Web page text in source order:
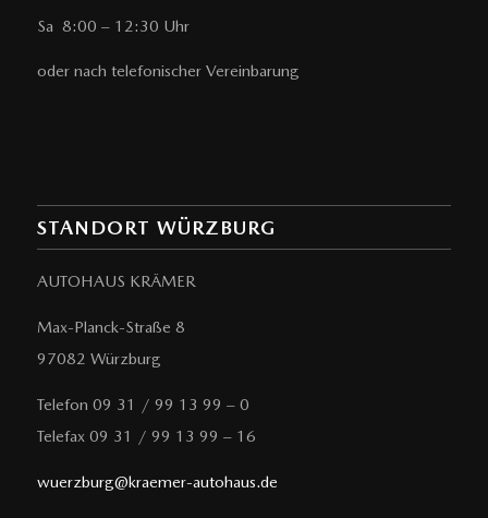
Sa 8:00 – 12:30 Uhr
oder nach telefonischer Vereinbarung
STANDORT WÜRZBURG
AUTOHAUS KRÄMER
Max-Planck-Straße 8
97082 Würzburg
Telefon 09 31 / 99 13 99 – 0
Telefax 09 31 / 99 13 99 – 16
wuerzburg@kraemer-autohaus.de